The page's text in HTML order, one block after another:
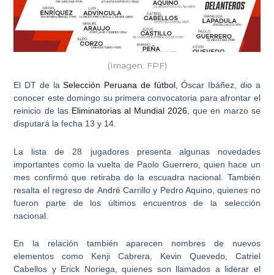
(Imagen: FPF)
El DT de laSelección Peruana de fútbol, Óscar Ibáñez, dio a
conocer este domingo su primera convocatoria para afrontar el
reinicio de las Eliminatorias al Mundial 2026 , que en marzo se
disputará la fecha 13 y 14.
La lista de 28 jugadores presenta algunas novedades
importantes como la vuelta dePaolo Guerrero, quien hace un
mes confirmó que retiraba de la escuadra nacional. También
resalta el regreso de André Carrillo y Pedro Aquino, quienes no
fueron parte de los últimos encuentros de la selección
nacional.
En la relación también aparecen nombres de nuevos
elementos como Kenji Cabrera, Kevin Quevedo, Catriel
Cabellos y Erick Noriega , quienes son llamados a liderar el